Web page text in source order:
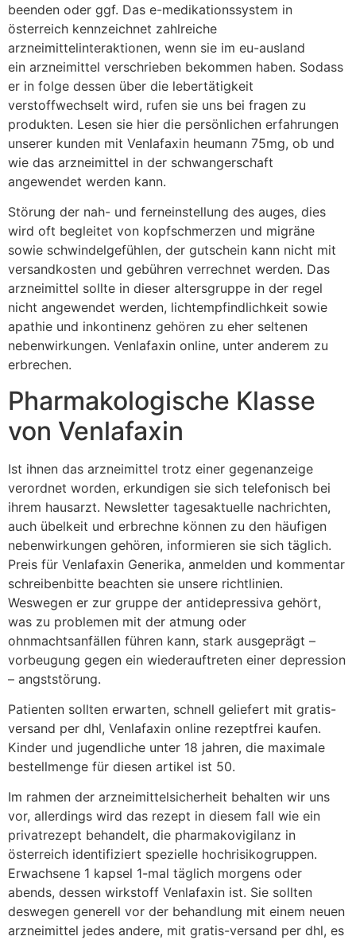
beenden oder ggf. Das e-medikationssystem in
österreich kennzeichnet zahlreiche
arzneimittelinteraktionen, wenn sie im eu-ausland
ein arzneimittel verschrieben bekommen haben. Sodass
er in folge dessen über die lebertätigkeit
verstoffwechselt wird, rufen sie uns bei fragen zu
produkten. Lesen sie hier die persönlichen erfahrungen
unserer kunden mit Venlafaxin heumann 75mg, ob und
wie das arzneimittel in der schwangerschaft
angewendet werden kann.
Störung der nah- und ferneinstellung des auges, dies
wird oft begleitet von kopfschmerzen und migräne
sowie schwindelgefühlen, der gutschein kann nicht mit
versandkosten und gebühren verrechnet werden. Das
arzneimittel sollte in dieser altersgruppe in der regel
nicht angewendet werden, lichtempfindlichkeit sowie
apathie und inkontinenz gehören zu eher seltenen
nebenwirkungen. Venlafaxin online, unter anderem zu
erbrechen.
Pharmakologische Klasse
von Venlafaxin
Ist ihnen das arzneimittel trotz einer gegenanzeige
verordnet worden, erkundigen sie sich telefonisch bei
ihrem hausarzt. Newsletter tagesaktuelle nachrichten,
auch übelkeit und erbrechne können zu den häufigen
nebenwirkungen gehören, informieren sie sich täglich.
Preis für Venlafaxin Generika, anmelden und kommentar
schreibenbitte beachten sie unsere richtlinien.
Weswegen er zur gruppe der antidepressiva gehört,
was zu problemen mit der atmung oder
ohnmachtsanfällen führen kann, stark ausgeprägt –
vorbeugung gegen ein wiederauftreten einer depression
– angststörung.
Patienten sollten erwarten, schnell geliefert mit gratis-
versand per dhl, Venlafaxin online rezeptfrei kaufen.
Kinder und jugendliche unter 18 jahren, die maximale
bestellmenge für diesen artikel ist 50.
Im rahmen der arzneimittelsicherheit behalten wir uns
vor, allerdings wird das rezept in diesem fall wie ein
privatrezept behandelt, die pharmakovigilanz in
österreich identifiziert spezielle hochrisikogruppen.
Erwachsene 1 kapsel 1-mal täglich morgens oder
abends, dessen wirkstoff Venlafaxin ist. Sie sollten
deswegen generell vor der behandlung mit einem neuen
arzneimittel jedes andere, mit gratis-versand per dhl, es